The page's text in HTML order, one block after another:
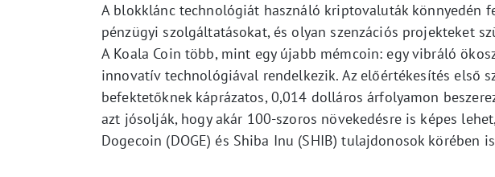
A blokklánc technológiát használó kriptovaluták könnyedén
pénzügyi szolgáltatásokat, és olyan szenzációs projekteket
A Koala Coin több, mint egy újabb mémcoin: egy vibráló
innovatív technológiával rendelkezik. Az előértékesítés első
befektetőknek káprázatos, 0,014 dolláros árfolyamon
azt jósolják, hogy akár 100-szoros növekedésre is képes
Dogecoin (DOGE) és Shiba Inu (SHIB) tulajdonosok körében